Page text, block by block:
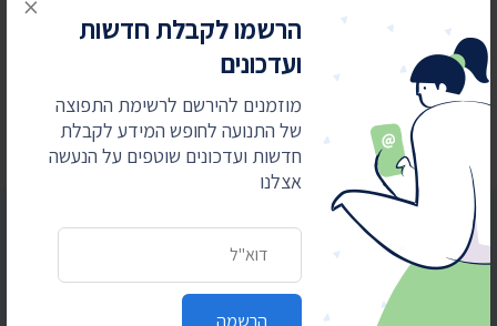
הרשמו לקבלת חדשות
ועדכונים
מוזמנים להירשם לרשימת התפוצה
של התנועה לחופש המידע לקבלת
חדשות ועדכונים שוטפים על הנעשה
אצלנו
הרשמה
בית המשפט: המשטרה תחשוף סעיפים בנהלי